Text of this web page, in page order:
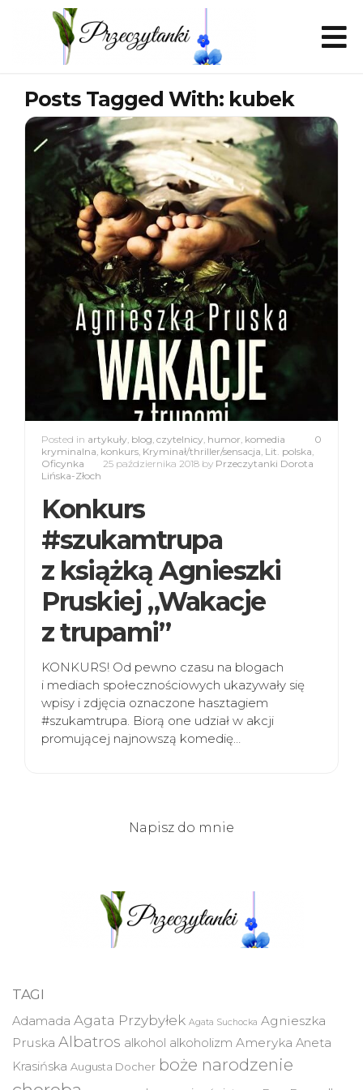
Posts Tagged With: kubek
0
Posted in artykuły, blog, czytelnicy, humor, komedia
kryminalna, konkurs, Kryminał/thriller/sensacja, Lit. polska,
Oficynka
25 października 2018 by Przeczytanki Dorota
Lińska-Złoch
Konkurs
#szukamtrupa
z książką Agnieszki
Pruskiej „Wakacje
z trupami”
KONKURS! Od pewno czasu na blogach
i mediach społecznościowych ukazywały się
wpisy i zdjęcia oznaczone hasztagiem
#szukamtrupa. Biorą one udział w akcji
promującej najnowszą komedię…
Napisz do mnie
TAGI
Adamada Agata Przybyłek Agata Suchocka Agnieszka
Pruska Albatros alkohol alkoholizm Ameryka Aneta
Krasińska Augusta Docher boże narodzenie